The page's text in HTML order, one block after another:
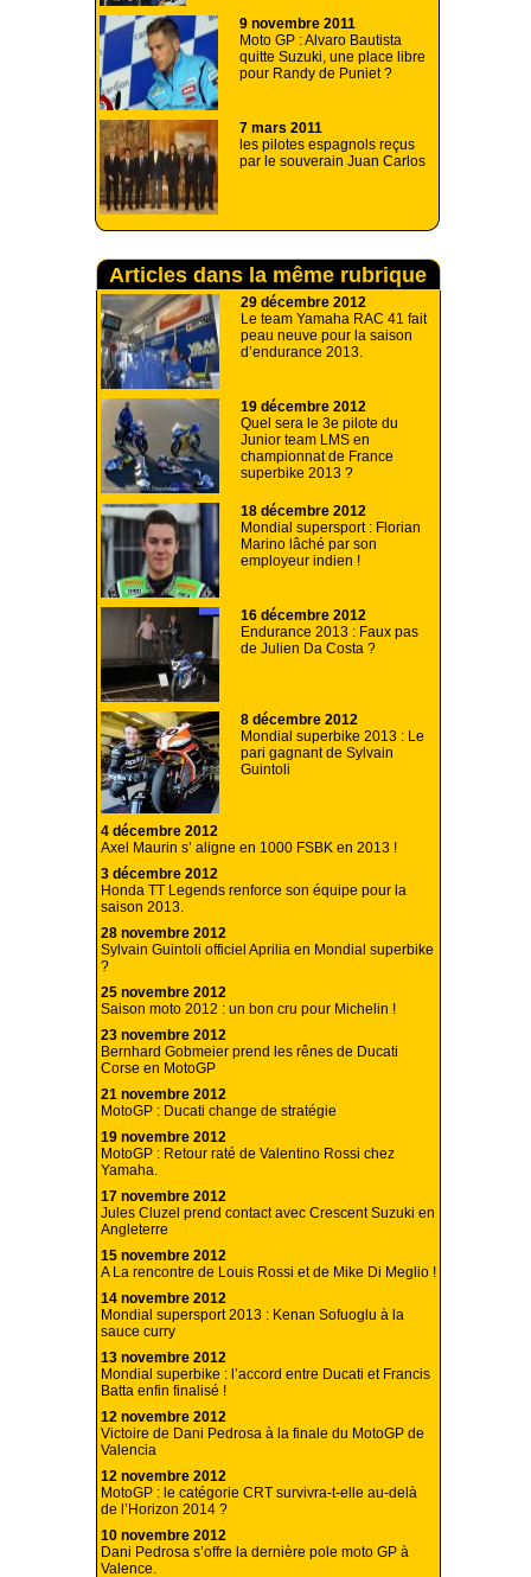
9 novembre 2011
Moto GP : Alvaro Bautista
quitte Suzuki, une place libre
pour Randy de Puniet ?
7 mars 2011
les pilotes espagnols reçus
par le souverain Juan Carlos
Articles dans la même rubrique
29 décembre 2012
Le team Yamaha RAC 41 fait
peau neuve pour la saison
d’endurance 2013.
19 décembre 2012
Quel sera le 3e pilote du
Junior team LMS en
championnat de France
superbike 2013 ?
18 décembre 2012
Mondial supersport : Florian
Marino lâché par son
employeur indien !
16 décembre 2012
Endurance 2013 : Faux pas
de Julien Da Costa ?
8 décembre 2012
Mondial superbike 2013 : Le
pari gagnant de Sylvain
Guintoli
4 décembre 2012
Axel Maurin s’ aligne en 1000 FSBK en 2013 !
3 décembre 2012
Honda TT Legends renforce son équipe pour la
saison 2013.
28 novembre 2012
Sylvain Guintoli officiel Aprilia en Mondial superbike
?
25 novembre 2012
Saison moto 2012 : un bon cru pour Michelin !
23 novembre 2012
Bernhard Gobmeier prend les rênes de Ducati
Corse en MotoGP
21 novembre 2012
MotoGP : Ducati change de stratégie
19 novembre 2012
MotoGP : Retour raté de Valentino Rossi chez
Yamaha.
17 novembre 2012
Jules Cluzel prend contact avec Crescent Suzuki en
Angleterre
15 novembre 2012
A La rencontre de Louis Rossi et de Mike Di Meglio !
14 novembre 2012
Mondial supersport 2013 : Kenan Sofuoglu à la
sauce curry
13 novembre 2012
Mondial superbike : l’accord entre Ducati et Francis
Batta enfin finalisé !
12 novembre 2012
Victoire de Dani Pedrosa à la finale du MotoGP de
Valencia
12 novembre 2012
MotoGP : le catégorie CRT survivra-t-elle au-delà
de l’Horizon 2014 ?
10 novembre 2012
Dani Pedrosa s’offre la dernière pole moto GP à
Valence.